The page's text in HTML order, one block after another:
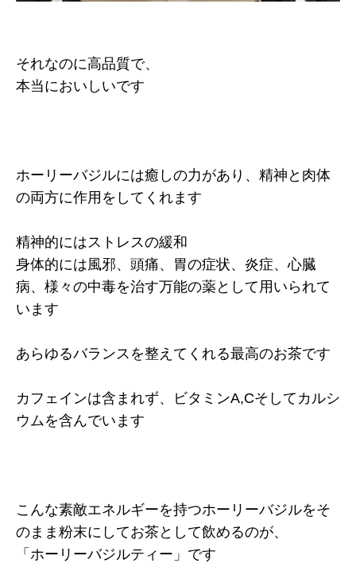
それなのに高品質で、
本当においしいです
ホーリーバジルには癒しの力があり、精神と肉体
の両方に作用をしてくれます
精神的にはストレスの緩和
身体的には風邪、頭痛、胃の症状、炎症、心臓
病、様々の中毒を治す万能の薬として用いられて
います
あらゆるバランスを整えてくれる最高のお茶です
カフェインは含まれず、ビタミンA,Cそしてカルシ
ウムを含んでいます
こんな素敵エネルギーを持つホーリーバジルをそ
のまま粉末にしてお茶として飲めるのが、
「ホーリーバジルティー」です